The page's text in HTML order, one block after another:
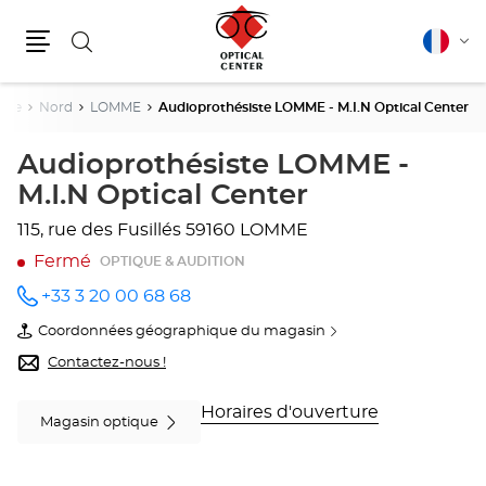
Rechercher Français
Nord LOMME Audioprothésiste LOMME - M.I.N Optical Center
Audioprothésiste LOMME -
M.I.N Optical Center
115, rue des Fusillés 59160 LOMME
Fermé
OPTIQUE & AUDITION
Appeler
le point
de vente
Audioprothésiste
LOMME -
Center
+33 3 20 00 68 68
Coordonnées géographique du magasin
du
point
de
LOMME
Contactez-nous !
Magasin optique
Horaires d'ouverture